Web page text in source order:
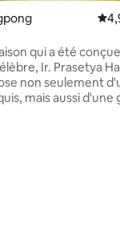
de 149
qui a été
Ir. Prasetya
non seulement
mais aussi d'une